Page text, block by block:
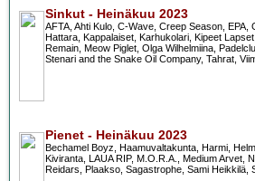
Sinkut - Heinäkuu 2023
AFTA, Ahti Kulo, C-Wave, Creep Season, EPA,
Hattara, Kappalaiset, Karhukolari, Kipeet
Remain, Meow Piglet, Olga Wilhelmiina,
Stenari and the Snake Oil Company, Tahrat,
Pienet - Heinäkuu 2023
Bechamel Boyz, Haamuvaltakunta, Harmi,
Kiviranta, LAUA RIP, M.O.R.A., Medium Arvet,
Reidars, Plaakso, Sagastrophe, Sami Heikkilä,